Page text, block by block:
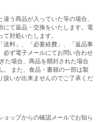
う商品が入っていた等の場合、
にて返品・交換をいたします。電
て対処いたします。
送料」、「必要経費」、「返品事
必ず電子メールにてお問い合わせ
た場合、商品を開封された場合
。 また、食品・書籍の一部は製
扱いが出来ませんのでご了承くだ
ップからの確認メールでお知ら